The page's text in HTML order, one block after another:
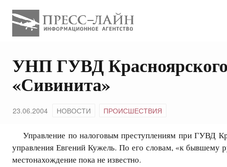
УНП ГУВД
«Сивинита»
23.06.2004 НОВОСТИ ПРОИСШЕСТВИЯ
Управление по налоговым преступлениям при ГУВД
управления Евгений Кужель. По его словам, «к бывшему
местонахождение пока не известно.